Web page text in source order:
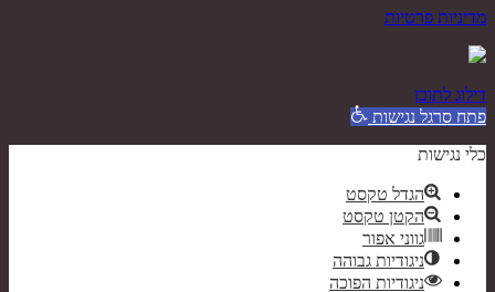
מדיניות פרטיות
דילוג לתוכן
פתח סרגל נגישות
כלי נגישות
הגדל טקסט
הקטן טקסט
גווני אפור
ניגודיות גבוהה
ניגודיות הפוכה